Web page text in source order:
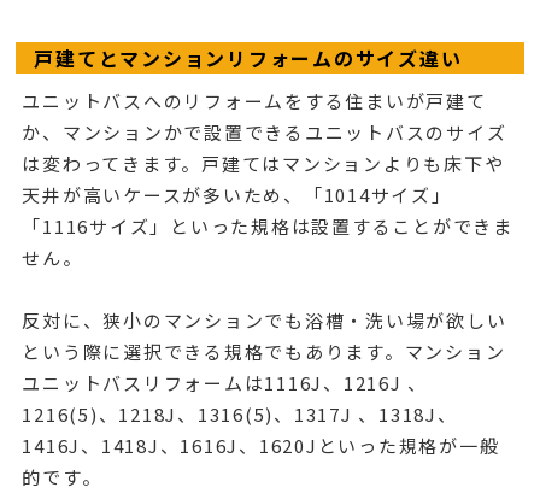
戸建てとマンションリフォームのサイズ違い
ユニットバスへのリフォームをする住まいが戸建て
か、マンションかで設置できるユニットバスのサイズ
は変わってきます。戸建てはマンションよりも床下や
天井が高いケースが多いため、「1014サイズ」
「1116サイズ」といった規格は設置することができま
せん。
反対に、狭小のマンションでも浴槽・洗い場が欲しい
という際に選択できる規格でもあります。マンション
ユニットバスリフォームは1116J、1216J 、
1216(5)、1218J、1316(5)、1317J 、1318J、
1416J、1418J、1616J、1620Jといった規格が一般
的です。